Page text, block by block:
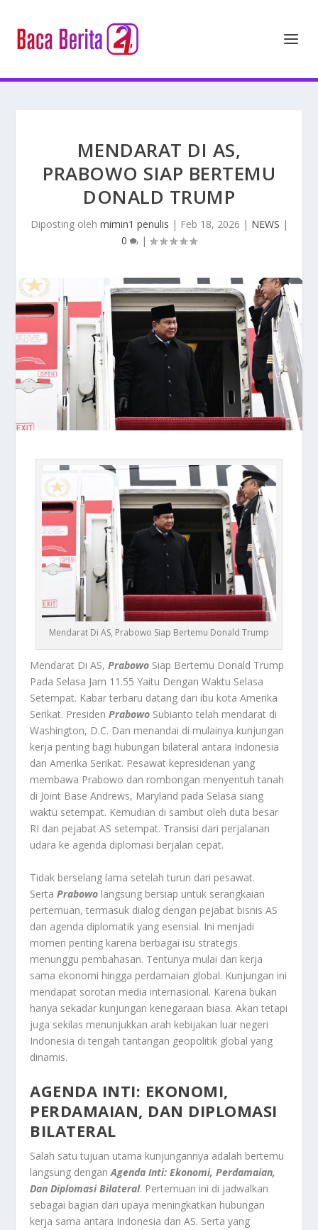
MENDARAT DI AS,
PRABOWO SIAP BERTEMU
DONALD TRUMP
Diposting oleh mimin1 penulis | Feb 18, 2026 | NEWS |
0
|
Mendarat Di AS, Prabowo Siap Bertemu Donald Trump
Mendarat Di AS,Prabowo Siap Bertemu Donald Trump
Pada Selasa Jam 11.55 Yaitu Dengan Waktu Selasa
Setempat. Kabar terbaru datang dari ibu kota Amerika
Serikat. PresidenPrabowo Subianto telah mendarat di
Washington, D.C. Dan menandai di mulainya kunjungan
kerja penting bagi hubungan bilateral antara Indonesia
dan Amerika Serikat. Pesawat kepresidenan yang
membawa Prabowo dan rombongan menyentuh tanah
di Joint Base Andrews, Maryland pada Selasa siang
waktu setempat. Kemudian di sambut oleh duta besar
RI dan pejabat AS setempat. Transisi dari perjalanan
udara ke agenda diplomasi berjalan cepat.
Tidak berselang lama setelah turun dari pesawat.
SertaPrabowo langsung bersiap untuk serangkaian
pertemuan, termasuk dialog dengan pejabat bisnis AS
dan agenda diplomatik yang esensial. Ini menjadi
momen penting karena berbagai isu strategis
menunggu pembahasan. Tentunya mulai dari kerja
sama ekonomi hingga perdamaian global. Kunjungan ini
mendapat sorotan media internasional. Karena bukan
hanya sekadar kunjungan kenegaraan biasa. Akan tetapi
juga sekilas menunjukkan arah kebijakan luar negeri
Indonesia di tengah tantangan geopolitik global yang
dinamis.
AGENDA INTI: EKONOMI,
PERDAMAIAN, DAN DIPLOMASI
BILATERAL
Salah satu tujuan utama kunjungannya adalah bertemu
langsung denganAgenda Inti: Ekonomi, Perdamaian,
Dan Diplomasi Bilateral. Pertemuan ini di jadwalkan
sebagai bagian dari upaya meningkatkan hubungan
kerja sama antara Indonesia dan AS. Serta yang